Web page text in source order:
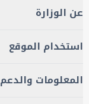
عن الوزارة
استخدام الموقع
المعلومات والدعم